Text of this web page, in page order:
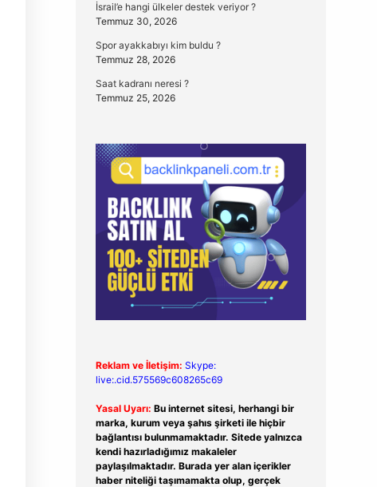
İsrail’e hangi ülkeler destek veriyor ?
Temmuz 30, 2026
Spor ayakkabıyı kim buldu ?
Temmuz 28, 2026
Saat kadranı neresi ?
Temmuz 25, 2026
Reklam ve İletişim: Skype:
live:.cid.575569c608265c69
Yasal Uyarı: Bu internet sitesi, herhangi bir
marka, kurum veya şahıs şirketi ile hiçbir
bağlantısı bulunmamaktadır. Sitede yalnızca
kendi hazırladığımız makaleler
paylaşılmaktadır. Burada yer alan içerikler
haber niteliği taşımamakta olup, gerçek